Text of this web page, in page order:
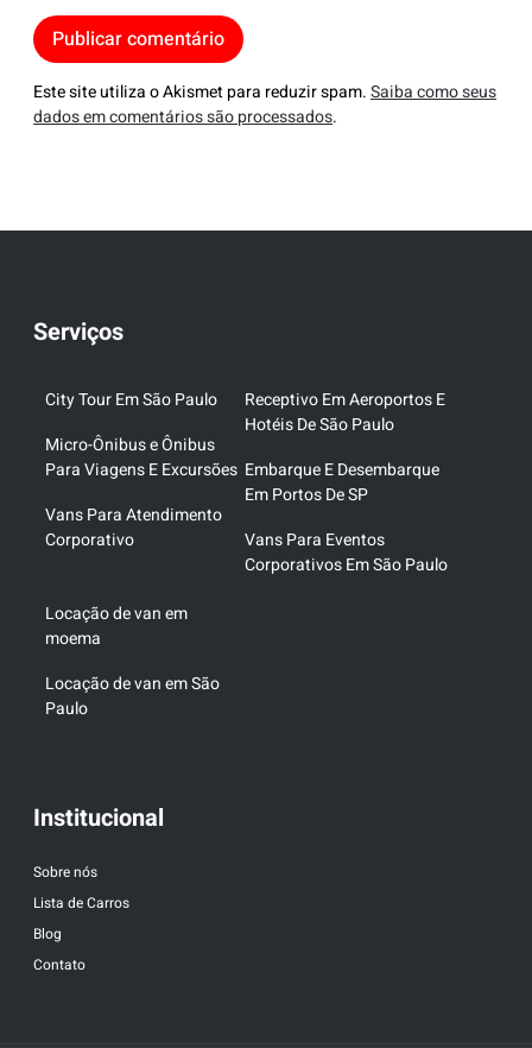
Este site utiliza o Akismet para reduzir spam.Saiba como seus
dados em comentários são processados.
Serviços
City Tour Em São Paulo
Micro-Ônibus e Ônibus
Para Viagens E Excursões
Vans Para Atendimento
Corporativo
Receptivo Em Aeroportos E
Hotéis De São Paulo
Embarque E Desembarque
Em Portos De SP
Vans Para Eventos
Corporativos Em São Paulo
Locação de van em
moema
Locação de van em São
Paulo
Institucional
Sobre nós
Lista de Carros
Blog
Contato